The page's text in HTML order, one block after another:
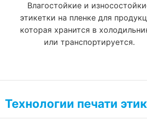
Влагостойкие и
этикетки на пленке для
которая хранится в
или транспортируется.
Технологии печати